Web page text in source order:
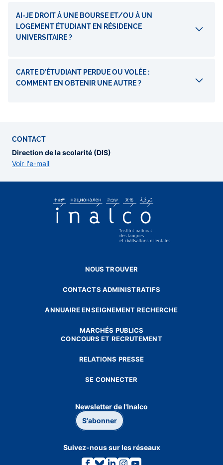
AI-JE DROIT À UNE BOURSE ET/OU À UN
LOGEMENT ÉTUDIANT EN RÉSIDENCE
UNIVERSITAIRE ?
CARTE D'ÉTUDIANT PERDUE OU VOLÉE :
COMMENT EN OBTENIR UNE AUTRE ?
CONTACT
Direction de la scolarité (DIS)
Voir l'e-mail
NOUS TROUVER
CONTACTS ADMINISTRATIFS
ANNUAIRE ENSEIGNEMENT RECHERCHE
MARCHÉS PUBLICS
CONCOURS ET RECRUTEMENT
RELATIONS PRESSE
SE CONNECTER
Newsletter de l'Inalco
S'abonner
Suivez-nous sur les réseaux
LienLienLienLienLien